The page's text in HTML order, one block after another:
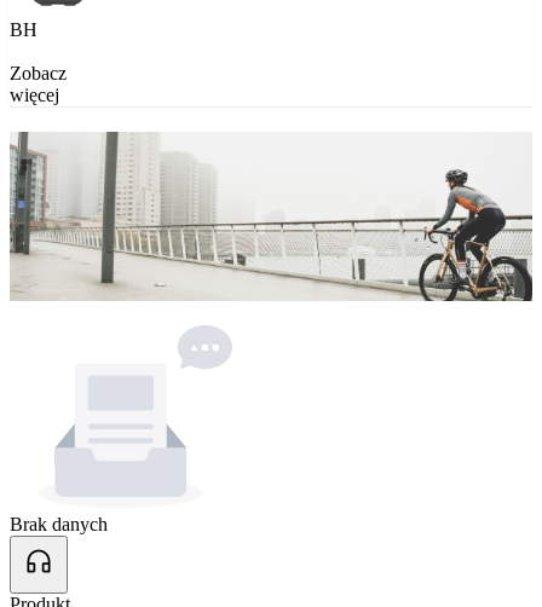
BH
Zobacz
więcej
Brak danych